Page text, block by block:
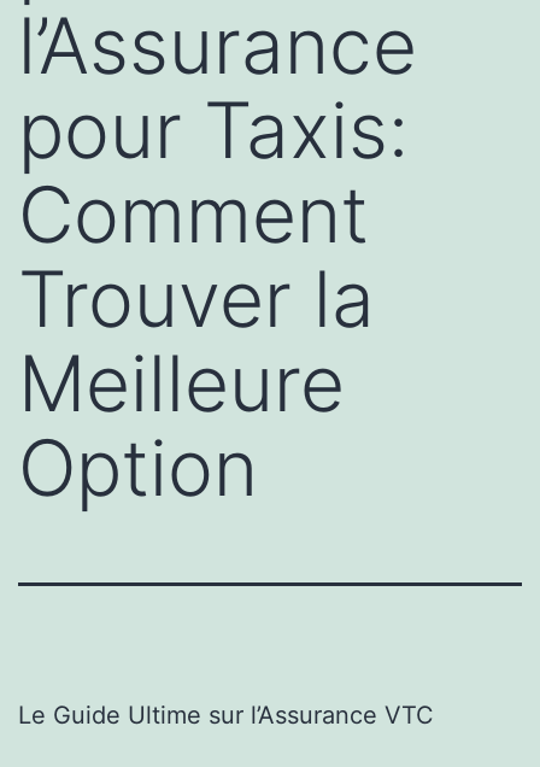
l’Assurance
pour Taxis:
Comment
Trouver la
Meilleure
Option
Le Guide Ultime sur l’Assurance VTC